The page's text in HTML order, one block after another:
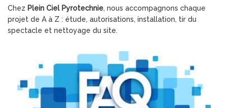
Chez Plein Ciel Pyrotechnie, nous accompagnons chaque
projet de A à Z : étude, autorisations, installation, tir du
spectacle et nettoyage du site.